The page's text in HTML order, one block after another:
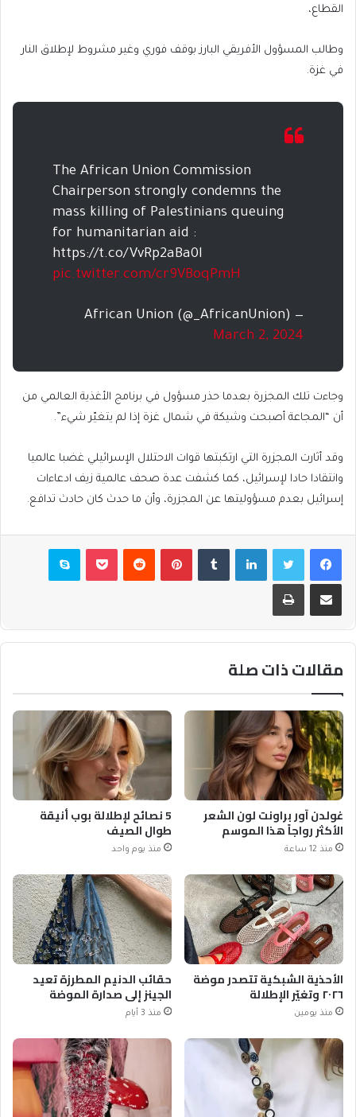
القطاع،
وطالب المسؤول الأفريقي البارز بوقف فوري وغير مشروط لإطلاق النار
في غزة.
The African Union Commission
Chairperson strongly condemns the
mass killing of Palestinians queuing
for humanitarian aid :
https://t.co/VvRp2aBa0l
pic.twitter.com/cr9VBoqPmH
— African Union (@_AfricanUnion)
March 2, 2024
وجاءت تلك المجزرة بعدما حذر مسؤول في برنامج الأغذية العالمي من
أن “المجاعة أصبحت وشيكة في شمال غزة إذا لم يتغيّر شيء”.
وقد أثارت المجزرة التي ارتكبتها قوات الاحتلال الإسرائيلي غضبا عالميا
وانتقادا حادا لإسرائيل، كما كشفت عدة صحف عالمية زيف ادعاءات
إسرائيل بعدم مسؤوليتها عن المجزرة، وأن ما حدث كان حادث تدافع.
فيسبوكتويتر لينكدإن بينتيريست بوكيت سكايب
مشاركة عبر البريد طباعة
مقالات ذات صلة
غولدن آور براونت لون الشعر
الأكثر رواجاً هذا الموسم
منذ 12 ساعة
5 نصائح لإطلالة بوب أنيقة
طوال الصيف
منذ يوم واحد
الأحذية الشبكية تتصدر موضة
٢٠٢٦ وتغيّر الإطلالة
منذ يومين
حقائب الدنيم المطرزة تعيد
الجينز إلى صدارة الموضة
منذ 3 أيام